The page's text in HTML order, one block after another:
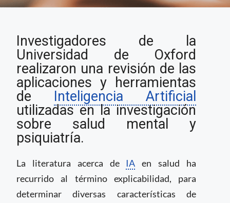
transparencia en la
aplicación de IA en
salud mental
Investigadores de la
Universidad de Oxford
realizaron una revisión de las
aplicaciones y herramientas
de Inteligencia Artificial
utilizadas en la investigación
sobre salud mental y
psiquiatría.
La literatura acerca de IA en salud ha
recurrido al término explicabilidad, para
determinar diversas características de